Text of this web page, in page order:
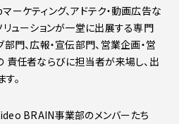
ーケティング、アドテク・動画広告な
リューションが一堂に出展する専門
門、広報・宣伝部門、営業企画・営
責任者ならびに担当者が来場し、出
。
BRAIN事業部のメンバーたち